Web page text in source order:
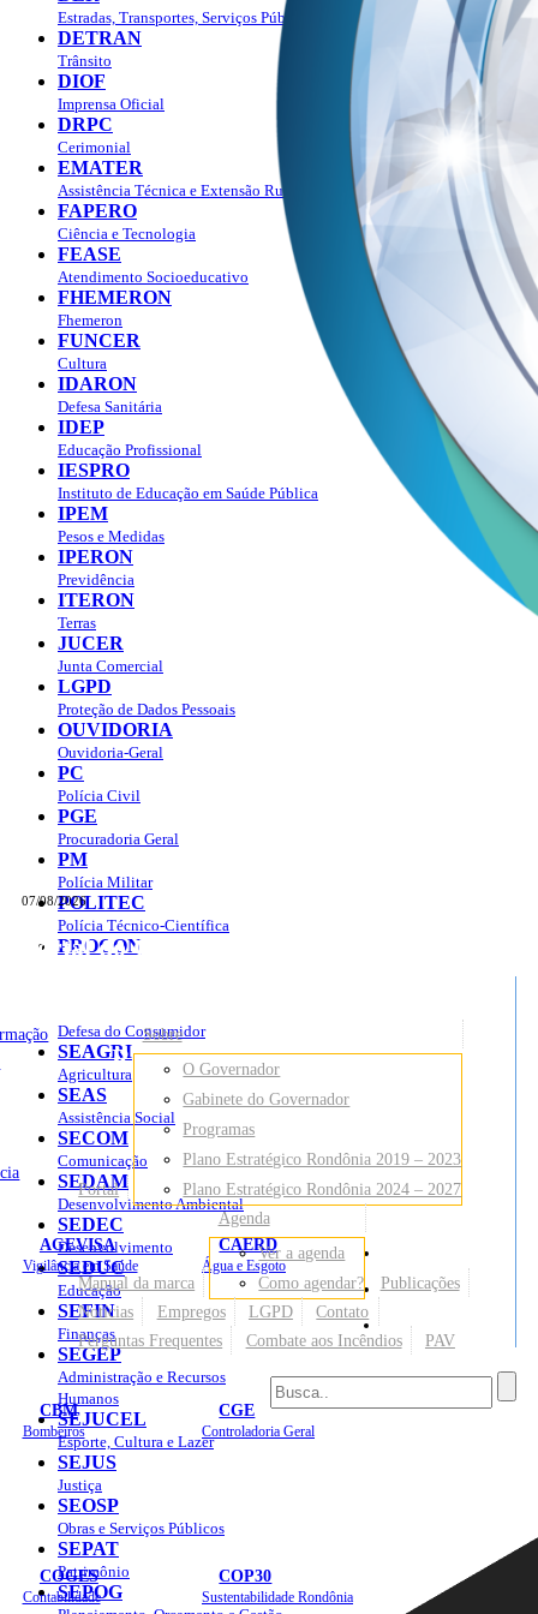
07/08/2026
Portal do Governo do
Rondônia
AGEVISA
Vigilância em Saúde
CAERD
Água e Esgoto
CBM
Bombeiros
CGE
Controladoria Geral
COGES
Contabilidade
COP30
Sustentabilidade Rondônia
Sites
Portal
Sobre
O Governador
Gabinete do Governador
Programas
Plano Estratégico Rondônia 2019 – 2023
Plano Estratégico Rondônia 2024 – 2027
Manual da marca
Agenda
Ver a agenda
Como agendar?
Publicações
Notícias
Empregos LGPD
Contato
Perguntas Frequentes
Combate aos Incêndios PAV
Estradas, Transportes, Serviços Públicos
DETRAN
Trânsito
DIOF
Imprensa Oficial
DRPC
Cerimonial
EMATER
Assistência Técnica e Extensão Rural
FAPERO
Ciência e Tecnologia
FEASE
Atendimento Socioeducativo
FHEMERON
Fhemeron
FUNCER
Cultura
IDARON
Defesa Sanitária
IDEP
Educação Profissional
IESPRO
Instituto de Educação em Saúde Pública
IPEM
Pesos e Medidas
IPERON
Previdência
ITERON
Terras
JUCER
Junta Comercial
LGPD
Proteção de Dados Pessoais
OUVIDORIA
Ouvidoria-Geral
PC
Polícia Civil
PGE
Procuradoria Geral
PM
Polícia Militar
POLITEC
Polícia Técnico-Científica
PROCON
Defesa do Consumidor
SEAGRI
Agricultura
SEAS
Assistência Social
SECOM
Comunicação
SEDAM
Desenvolvimento Ambiental
SEDEC
Desenvolvimento
SEDUC
Educação
SEFIN
Finanças
SEGEP
Administração e Recursos
Humanos
SEJUCEL
Esporte, Cultura e Lazer
SEJUS
Justiça
SEOSP
Obras e Serviços Públicos
SEPAT
Patrimônio
SEPOG